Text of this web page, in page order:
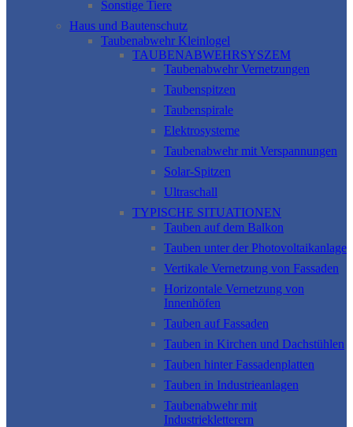
Sonstige Tiere
Haus und Bautenschutz
Taubenabwehr Kleinlogel
TAUBENABWEHRSYSZEM
Taubenabwehr Vernetzungen
Taubenspitzen
Taubenspirale
Elektrosysteme
Taubenabwehr mit Verspannungen
Solar-Spitzen
Ultraschall
TYPISCHE SITUATIONEN
Tauben auf dem Balkon
Tauben unter der Photovoltaikanlage
Vertikale Vernetzung von Fassaden
Horizontale Vernetzung von
Innenhöfen
Tauben auf Fassaden
Tauben in Kirchen und Dachstühlen
Tauben hinter Fassadenplatten
Tauben in Industrieanlagen
Taubenabwehr mit
Industriekletterern